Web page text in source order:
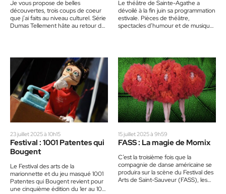
Je vous propose de belles
découvertes, trois coups de coeur
que j’ai faits au niveau culturel. Série
Dumas Tellement hâte au retour de
Le théâtre de Sainte-Agathe a
dévoilé à la fin juin sa programmation
estivale. Pièces de théâtre,
spectacles d’humour et de musique.
23 juillet 2025 à 10h15
Festival : 1001 Patentes qui
Bougent
Le Festival des arts de la
marionnette et du jeu masqué 1001
Patentes qui Bougent revient pour
une cinquième édition du 1er au 10
15 juillet 2025 à 9h59
FASS : La magie de Momix
C’est la troisième fois que la
compagnie de danse américaine se
produira sur la scène du Festival des
Arts de Saint-Sauveur (FASS), les